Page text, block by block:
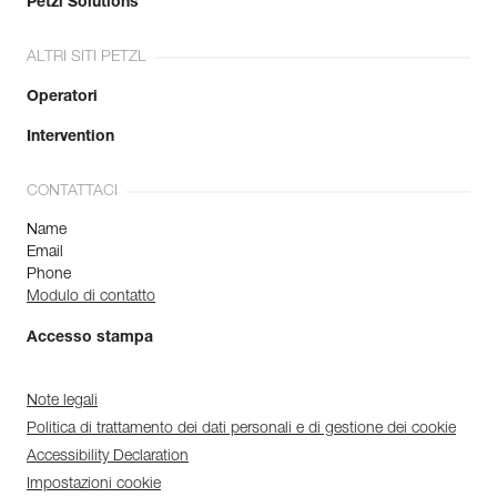
ALTRI SITI PETZL
Operatori
Intervention
CONTATTACI
Name
Email
Phone
Modulo di contatto
Accesso stampa
Note legali
Politica di trattamento dei dati personali e di gestione dei cookie
Accessibility Declaration
Impostazioni cookie